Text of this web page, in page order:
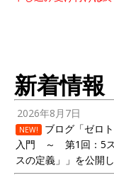
新着情報
2026年8月7日
NEW!
ブログ「ゼロ
入門 ～ 第1回：5ス
スの定義」」を公開